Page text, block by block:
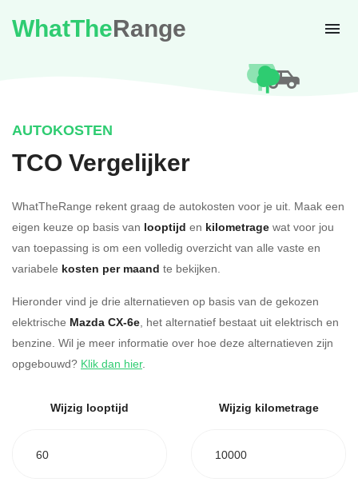
WhatTheRange
AUTOKOSTEN
TCO Vergelijker
WhatTheRange rekent graag de autokosten voor je uit. Maak een
eigen keuze op basis van looptijd en kilometrage wat voor jou
van toepassing is om een volledig overzicht van alle vaste en
variabele kosten per maand te bekijken.
Hieronder vind je drie alternatieven op basis van de gekozen
elektrische Mazda CX-6e, het alternatief bestaat uit elektrisch en
benzine. Wil je meer informatie over hoe deze alternatieven zijn
opgebouwd? Klik dan hier.
Wijzig looptijd
60
Wijzig kilometrage
10000